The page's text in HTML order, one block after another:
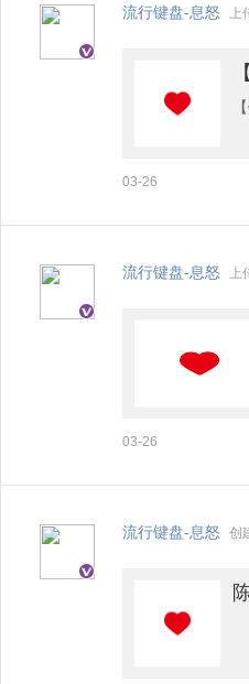
流行键盘-息怒
03-26
流行键盘-息怒
03-26
流行键盘-息怒 创